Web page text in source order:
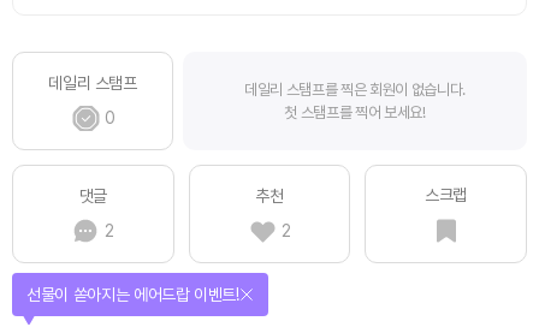
데일리 스탬프
0
데일리 스탬프를 찍은 회원이 없습니다.
첫 스탬프를 찍어 보세요!
댓글
2
추천
2
스크랩
선물이 쏟아지는 에어드랍 이벤트!